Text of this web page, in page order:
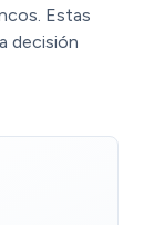
Estas
decisión